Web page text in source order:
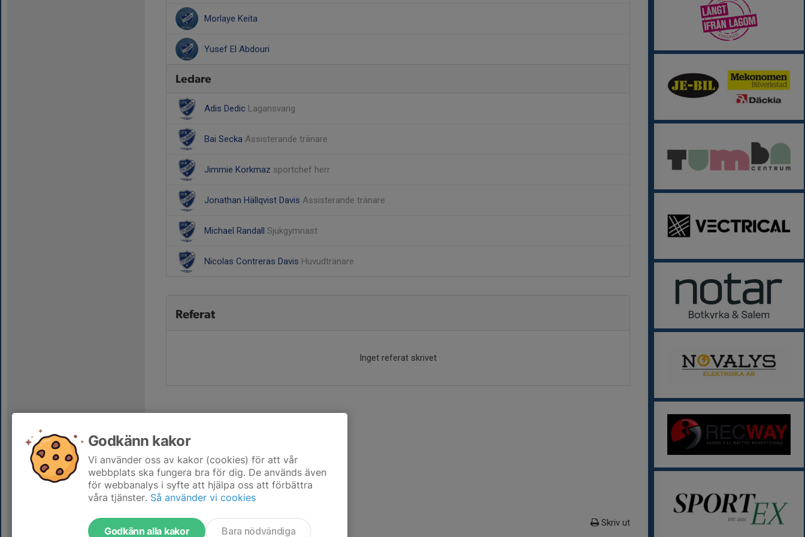
Morlaye Keita
Yusef El Abdouri
Ledare
Adis Dedic Lagansvarig
Bai Secka Assisterande tränare
Jimmie Korkmaz sportchef herr
Jonathan Hällqvist Davis Assisterande tränare
Michael Randall Sjukgymnast
Nicolas Contreras Davis Huvudtränare
Referat
Inget referat skrivet
Skriv ut
Godkänn kakor
Vi använder oss av kakor (cookies) för att vår
webbplats ska fungera bra för dig. De används även
för webbanalys i syfte att hjälpa oss att förbättra
våra tjänster. Så använder vi cookies
Godkänn alla kakor Bara nödvändiga